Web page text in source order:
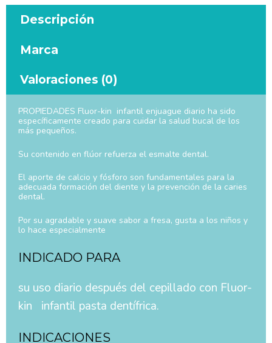
Descripción
Marca
Valoraciones (0)
PROPIEDADES Fluor-kin infantil enjuague diario ha sido
específicamente creado para cuidar la salud bucal de los
más pequeños.
Su contenido en flúor refuerza el esmalte dental.
El aporte de calcio y fósforo son fundamentales para la
adecuada formación del diente y la prevención de la caries
dental.
Por su agradable y suave sabor a fresa, gusta a los niños y
lo hace especialmente
INDICADO PARA
su uso diario después del cepillado con Fluor-
kin infantil pasta dentífrica.
INDICACIONES